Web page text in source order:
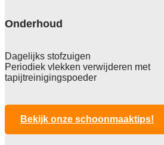
getufte boucle , 100% PA
518 gr/m2
Poolhoogte
2,6 mm
Totale hoogte
5,7 mm
Onderhoud
Dagelijks stofzuigen
Periodiek vlekken verwijderen met
tapijtreinigingspoeder
Bekijk onze schoonmaaktips!